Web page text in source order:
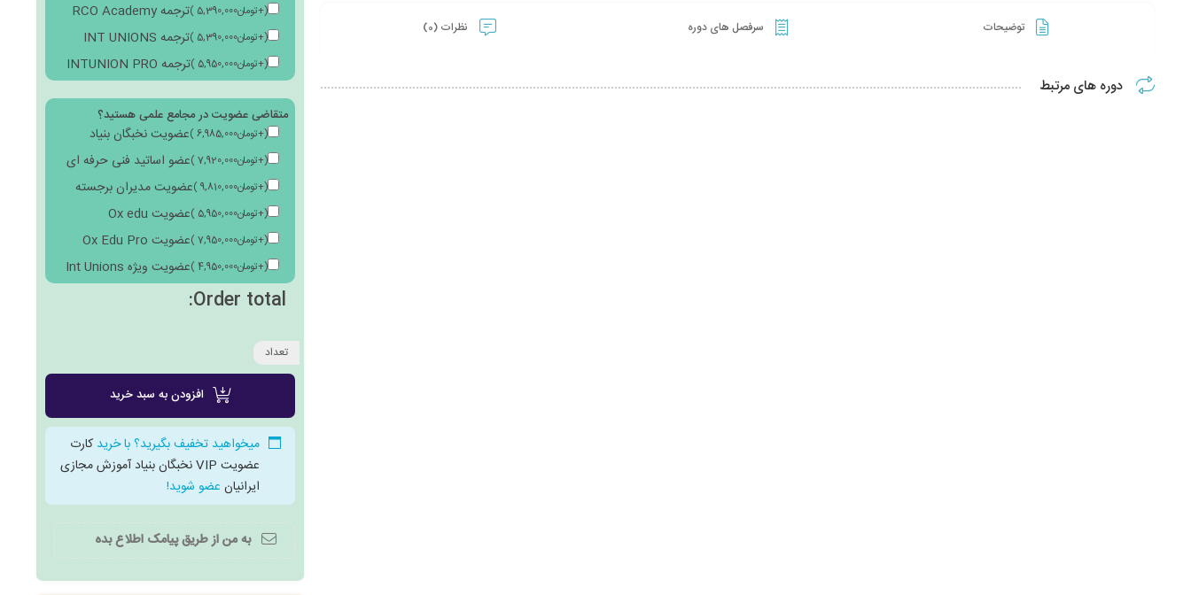
توضیحات سرفصل های دوره نظرات (0)
دوره های مرتبط
ترجمه RCO Academy (
+
5,390,000تومان )
ترجمه INT UNIONS (
+
5,390,000تومان )
ترجمه INTUNION PRO (
+
5,950,000تومان )
متقاضی عضویت در مجامع علمی هستید؟
عضویت نخبگان بنیاد (
+
6,985,000تومان )
عضو اساتید فنی حرفه ای (
+
7,920,000تومان )
عضویت مدیران برجسته (
+
9,810,000تومان )
عضویت Ox edu (
+
5,950,000تومان )
عضویت Ox Edu Pro (
+
7,950,000تومان )
عضویت ویژه Int Unions (
+
4,950,000تومان )
Order total:
تعداد
افزودن به سبد خرید
میخواهید تخفیف بگیرید؟ با خرید کارت
عضویت VIP نخبگان بنیاد آموزش مجازی
ایرانیان عضو شوید!
به من از طریق پیامک اطلاع بده